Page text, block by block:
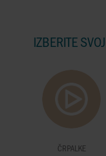
IZBERITE
ČRPALKE